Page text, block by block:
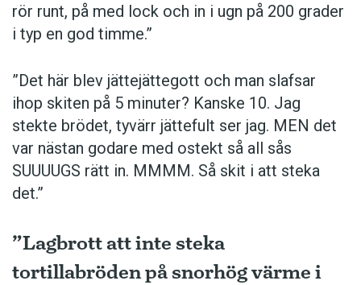
rör runt, på med lock och in i ugn på 200 grader
i typ en god timme.”
”Det här blev jättejättegott och man slafsar
ihop skiten på 5 minuter? Kanske 10. Jag
stekte brödet, tyvärr jättefult ser jag. MEN det
var nästan godare med ostekt så all sås
SUUUUGS rätt in. MMMM. Så skit i att steka
det.”
”Lagbrott att inte steka
tortillabröden på snorhög värme i